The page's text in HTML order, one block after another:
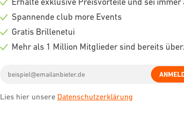
Check
Check
Spannende club more Events
Check
Gratis Brillenetui
Mehr als 1 Million Mitglieder sind bereits
address
Lies hier unsere Datenschutzerklärung